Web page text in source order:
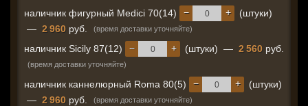
наличник фигурный Medici 70(14) +
−
(штуки)
— 2 960 руб. (время доставки уточняйте)
наличник Sicily 87(12) +
− (штуки) — 2 560 руб.
(время доставки уточняйте)
наличник каннелюрный Roma 80(5) +
−
(штуки)
— 2 960 руб. (время доставки уточняйте)